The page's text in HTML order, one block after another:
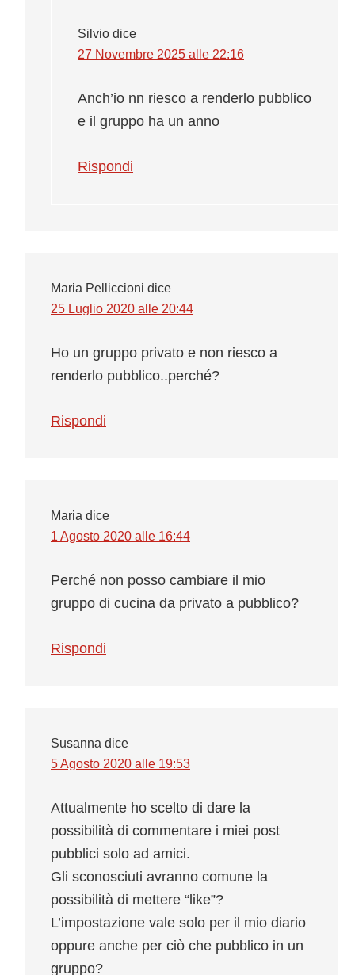
Silvio dice
27 Novembre 2025 alle 22:16
Anch’io nn riesco a renderlo pubblico
e il gruppo ha un anno
Rispondi
Maria Pelliccioni dice
25 Luglio 2020 alle 20:44
Ho un gruppo privato e non riesco a
renderlo pubblico..perché?
Rispondi
Maria dice
1 Agosto 2020 alle 16:44
Perché non posso cambiare il mio
gruppo di cucina da privato a pubblico?
Rispondi
Susanna dice
5 Agosto 2020 alle 19:53
Attualmente ho scelto di dare la
possibilità di commentare i miei post
pubblici solo ad amici.
Gli sconosciuti avranno comune la
possibilità di mettere “like”?
L’impostazione vale solo per il mio diario
oppure anche per ciò che pubblico in un
gruppo?